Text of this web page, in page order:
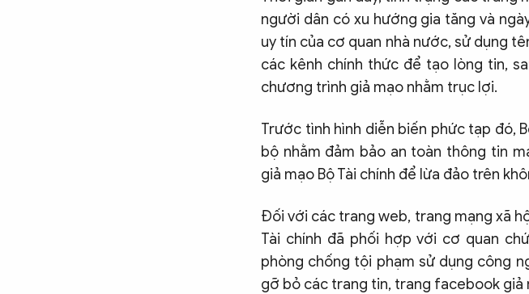
người dân có xu hướng gia tăng và
uy tín của cơ quan nhà nước, sử dụng
các kênh chính thức để tạo lòng tin,
chương trình giả mạo nhằm trục lợi.
Trước tình hình diễn biến phức tạp đó,
bộ nhằm đảm bảo an toàn thông tin
giả mạo Bộ Tài chính để lừa đảo trên
Đối với các trang web, trang mạng xã
Tài chính đã phối hợp với cơ quan
phòng chống tội phạm sử dụng công
gỡ bỏ các trang tin, trang facebook giả